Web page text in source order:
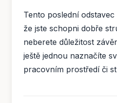
Tento poslední
že jste schopni dobře
neberete důležitost
ještě jednou naznačíte
pracovním prostředí či